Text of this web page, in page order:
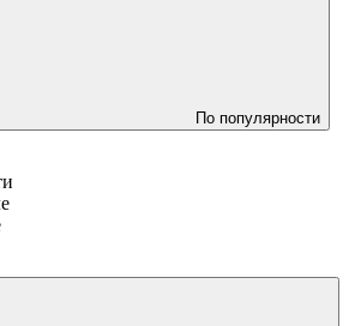
По популярности